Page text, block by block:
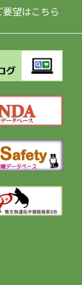
望はこちら